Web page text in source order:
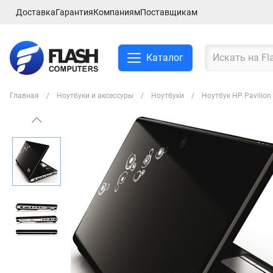
ДоставкаГарантияКомпаниямПоставщикам
Каталог
Главная Ноутбуки и аксессуры Ноутбуки Ноутбук HP
Смартфоны и планшеты
Ноутбуки и аксессуры
Компьютеры и
комплектующие
Сетевое оборудование
ТВ, Аудио и Видео